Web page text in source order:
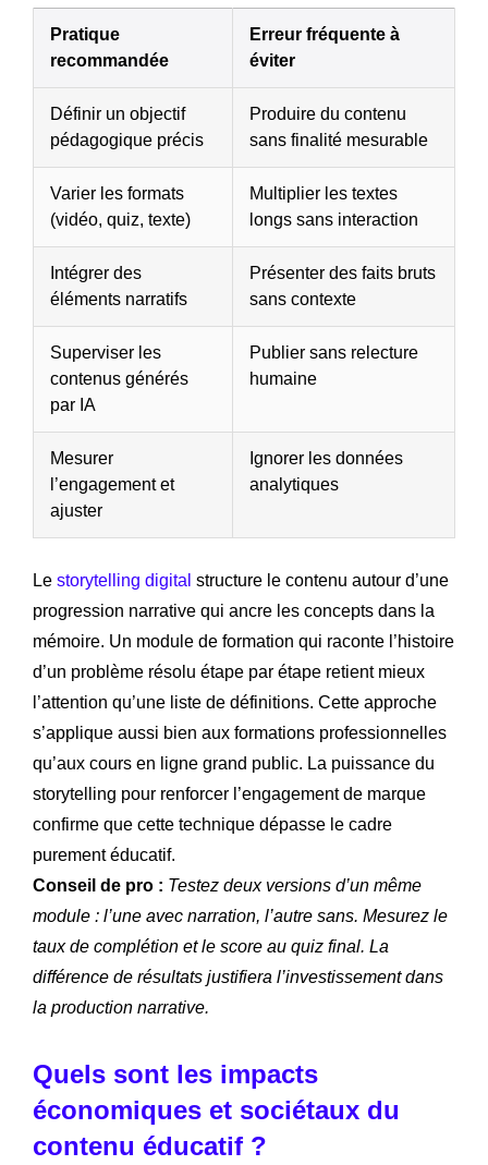
Pratique
recommandée
Erreur fréquente à
éviter
Définir un objectif
pédagogique précis
Produire du contenu
sans finalité mesurable
Varier les formats
(vidéo, quiz, texte)
Multiplier les textes
longs sans interaction
Intégrer des
éléments narratifs
Présenter des faits bruts
sans contexte
Superviser les
contenus générés
par IA
Publier sans relecture
humaine
Mesurer
l’engagement et
ajuster
Ignorer les données
analytiques
Le storytelling digital structure le contenu autour d’une
progression narrative qui ancre les concepts dans la
mémoire. Un module de formation qui raconte l’histoire
d’un problème résolu étape par étape retient mieux
l’attention qu’une liste de définitions. Cette approche
s’applique aussi bien aux formations professionnelles
qu’aux cours en ligne grand public. La puissance du
storytelling pour renforcer l’engagement de marque
confirme que cette technique dépasse le cadre
purement éducatif.
Conseil de pro : Testez deux versions d’un même
module : l’une avec narration, l’autre sans. Mesurez le
taux de complétion et le score au quiz final. La
différence de résultats justifiera l’investissement dans
la production narrative.
Quels sont les impacts
économiques et sociétaux du
contenu éducatif ?